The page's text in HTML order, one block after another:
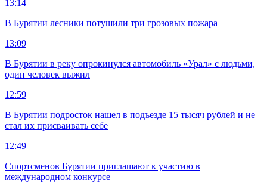
13:14
В Бурятии лесники потушили три грозовых пожара
13:09
В Бурятии в реку опрокинулся автомобиль «Урал» с людьми,
один человек выжил
12:59
В Бурятии подросток нашел в подъезде 15 тысяч рублей и не
стал их присваивать себе
12:49
Спортсменов Бурятии приглашают к участию в
международном конкурсе